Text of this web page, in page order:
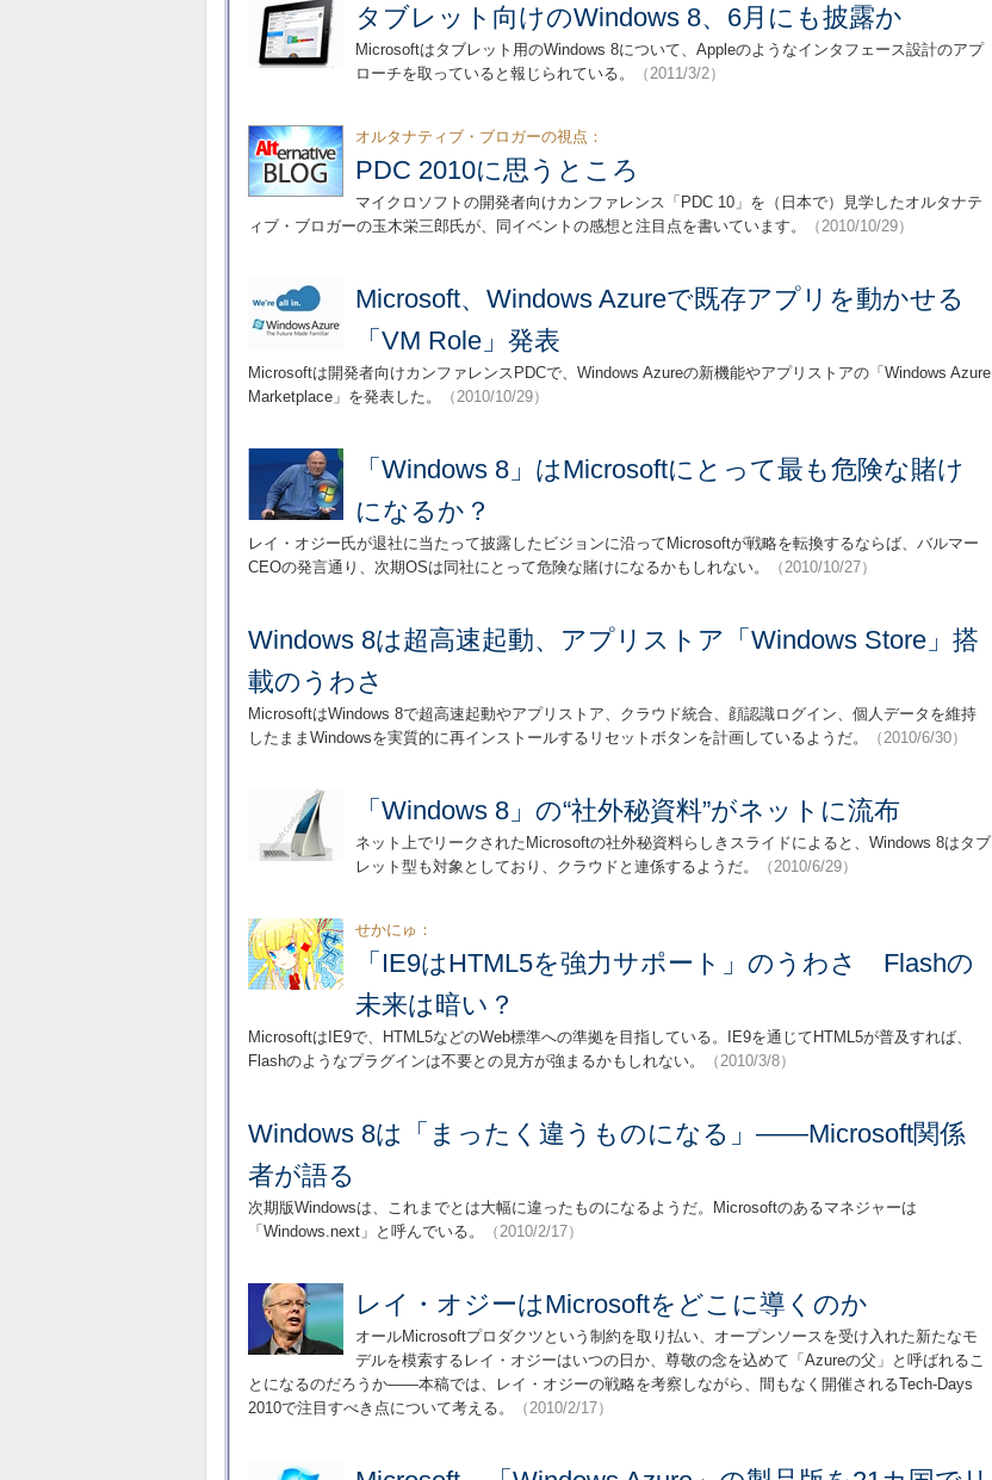
タブレット向けのWindows 8、6月にも披露か
Microsoftはタブレット用のWindows 8について、Appleのようなインタフェース設計のアプ
ローチを取っていると報じられている。
（2011/3/2）
オルタナティブ・ブロガーの視点：
PDC 2010に思うところ
マイクロソフトの開発者向けカンファレンス「PDC 10」を（日本で）見学したオルタナテ
ィブ・ブロガーの玉木栄三郎氏が、同イベントの感想と注目点を書いています。
（2010/10/29）
Microsoft、Windows Azureで既存アプリを動かせる
「VM Role」発表
Microsoftは開発者向けカンファレンスPDCで、Windows Azureの新機能やアプリストアの「Windows Azure
Marketplace」を発表した。
（2010/10/29）
「Windows 8」はMicrosoftにとって最も危険な賭け
になるか？
レイ・オジー氏が退社に当たって披露したビジョンに沿ってMicrosoftが戦略を転換するならば、バルマー
CEOの発言通り、次期OSは同社にとって危険な賭けになるかもしれない。
（2010/10/27）
Windows 8は超高速起動、アプリストア「Windows Store」搭
載のうわさ
MicrosoftはWindows 8で超高速起動やアプリストア、クラウド統合、顔認識ログイン、個人データを維持
したままWindowsを実質的に再インストールするリセットボタンを計画しているようだ。
（2010/6/30）
「Windows 8」の“社外秘資料”がネットに流布
ネット上でリークされたMicrosoftの社外秘資料らしきスライドによると、Windows 8はタブ
レット型も対象としており、クラウドと連係するようだ。
（2010/6/29）
せかにゅ：
「IE9はHTML5を強力サポート」のうわさ Flashの
未来は暗い？
MicrosoftはIE9で、HTML5などのWeb標準への準拠を目指している。IE9を通じてHTML5が普及すれば、
Flashのようなプラグインは不要との見方が強まるかもしれない。
（2010/3/8）
Windows 8は「まったく違うものになる」――Microsoft関係
者が語る
次期版Windowsは、これまでとは大幅に違ったものになるようだ。Microsoftのあるマネジャーは
「Windows.next」と呼んでいる。
（2010/2/17）
レイ・オジーはMicrosoftをどこに導くのか
オールMicrosoftプロダクツという制約を取り払い、オープンソースを受け入れた新たなモ
デルを模索するレイ・オジーはいつの日か、尊敬の念を込めて「Azureの父」と呼ばれるこ
とになるのだろうか――本稿では、レイ・オジーの戦略を考察しながら、間もなく開催されるTech-Days
2010で注目すべき点について考える。
（2010/2/17）